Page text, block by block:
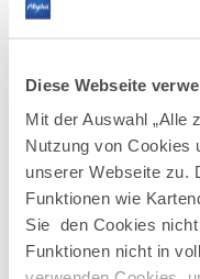
Diese Webseite
Mit der Auswahl „Alle
Nutzung von Cookies
unserer Webseite zu.
Funktionen wie
Sie den Cookies
Funktionen nicht in